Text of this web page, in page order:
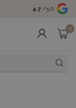
Groot
4.7 /5.0
0